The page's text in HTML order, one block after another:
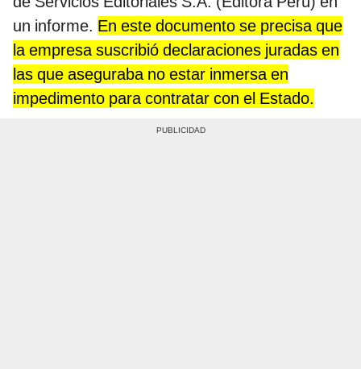
un informe. En este documento se precisa que
la empresa suscribió declaraciones juradas en
las que aseguraba no estar inmersa en
impedimento para contratar con el Estado.